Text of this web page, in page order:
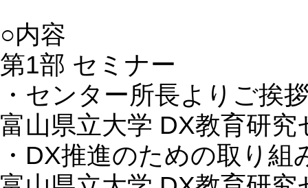
○内容
第1部 セミナー
・センター所長よりご挨
富山県立大学 DX教育研
・DX推進のための取り組